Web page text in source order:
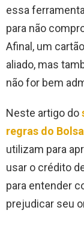
essa
para não
Afinal, um
aliado, mas
não for bem
Neste artigo do
regras do
utilizam para
usar o crédito
para entender
prejudicar seu